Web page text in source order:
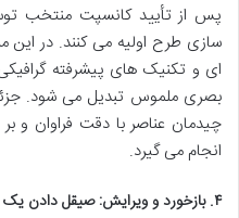
پس از تأیید کانسپت منتخب
سازی طرح اولیه می کنند. در این
ای و تکنیک های پیشرفته
بصری ملموس تبدیل می شود.
چیدمان عناصر با دقت فراوان و
انجام می گیرد.
۴. بازخورد و ویرایش: صیقل دادن یک شاهکار